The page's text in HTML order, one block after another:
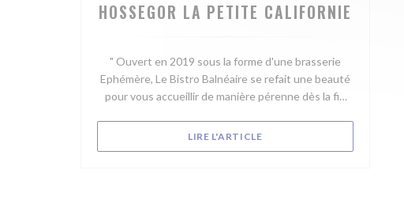
HOSSEGOR LA PETITE CALIFORNIE
" Ouvert en 2019 sous la forme d'une brasserie
Ephémère, Le Bistro Balnéaire se refait une beauté
pour vous accueillir de manière pérenne dès la fin
Basco Landaise, disposera d'une salle à l'étage et
d'une terrasse avec une vue panoramique sur le lac.
LIRE L'ARTICLE((OUVRE UNE NOUVELLE